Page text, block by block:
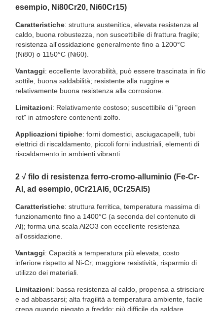
esempio, Ni80Cr20, Ni60Cr15)
Caratteristiche: struttura austenitica, elevata resistenza al
caldo, buona robustezza, non suscettibile di frattura fragile;
resistenza all'ossidazione generalmente fino a 1200°C
(Ni80) o 1150°C (Ni60).
Vantaggi: eccellente lavorabilità, può essere trascinata in filo
sottile, buona saldabilità; resistente alla ruggine e
relativamente buona resistenza alla corrosione.
Limitazioni: Relativamente costoso; suscettibile di "green
rot" in atmosfere contenenti zolfo.
Applicazioni tipiche: forni domestici, asciugacapelli, tubi
elettrici di riscaldamento, piccoli forni industriali, elementi di
riscaldamento in ambienti vibranti.
2️ √ filo di resistenza ferro-cromo-alluminio (Fe-Cr-
Al, ad esempio, 0Cr21Al6, 0Cr25Al5)
Caratteristiche: struttura ferritica, temperatura massima di
funzionamento fino a 1400°C (a seconda del contenuto di
Al); forma una scala Al2O3 con eccellente resistenza
all'ossidazione.
Vantaggi: Capacità a temperatura più elevata, costo
inferiore rispetto al Ni-Cr; maggiore resistività, risparmio di
utilizzo dei materiali.
Limitazioni: bassa resistenza al caldo, propensa a strisciare
e ad abbassarsi; alta fragilità a temperatura ambiente, facile
crepa quando piegato a freddo; più difficile da saldare.